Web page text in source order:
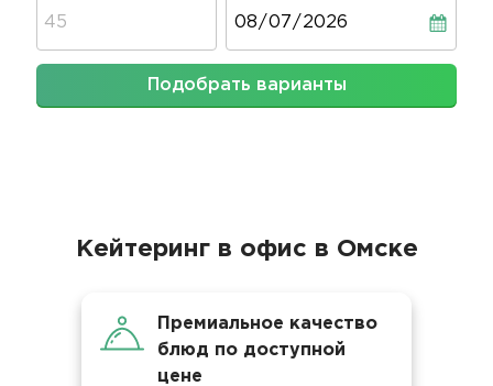
Подобрать варианты
Кейтеринг в офис в Омске
Премиальное качество
блюд по доступной
цене